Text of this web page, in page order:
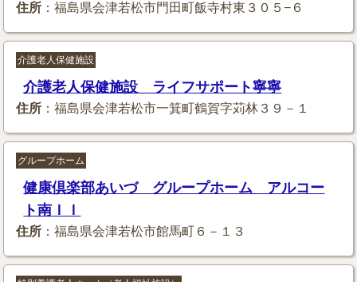
住所 ：福島県会津若松市門田町飯寺村東３０５−６
介護老人保健施設
介護老人保健施設 ライフサポート寧寧
住所 ：福島県会津若松市一箕町鶴賀字苅林３９－１
グループホーム
健康倶楽部あいづ グループホーム アルコー
ト南ＩＩ
住所 ：福島県会津若松市館馬町６－１３